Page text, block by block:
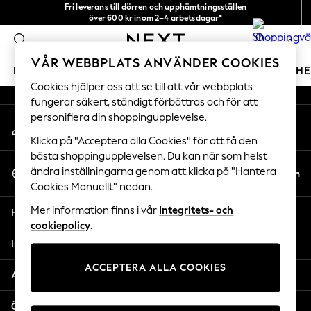
Fri leverans till dörren och upphämtningsställen
över 600 kr inom 2–4 arbetsdagar*
0
FLICKOR POJKAR BABY DAMER HERRAR
GIRLS
New In
50 - 92cm (0 - 24 months)
98 - 110cm (3 - 5 years)
116 - 134cm (6 - 9 years)
140 - 174cm (10 - 15+ years)
Trending: Top & Short Sets
Trending: Clogs
All Clothing
Coats & Jackets
Sweatshirts & Hoodies
An error occurred on client
Våra sociala nätverk
Mitt konto
Logga in på ditt konto
Välj Språk
Svenska
Sv En
Hjälp
Integritet & Juridik
Avdelningar
Övriga tjänster
VÅR WEBBPLATS ANVÄNDER COOKIES
Cookies hjälper oss att se till att vår webbplats
fungerar säkert, ständigt förbättras och för att
personifiera din shoppingupplevelse.
Klicka på "Acceptera alla Cookies" för att få den
bästa shoppingupplevelsen. Du kan när som helst
ändra inställningarna genom att klicka på "Hantera
Cookies Manuellt" nedan.
Mer information finns i vår Integritets- och
cookiepolicy.
ACCEPTERA ALLA COOKIES